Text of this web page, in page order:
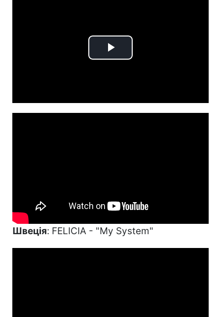
Play
Швеція: FELICIA - "My System"